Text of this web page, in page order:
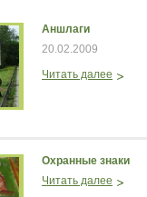
Аншлаги
20.02.2009
Читать далее
Охранные знаки
Читать далее